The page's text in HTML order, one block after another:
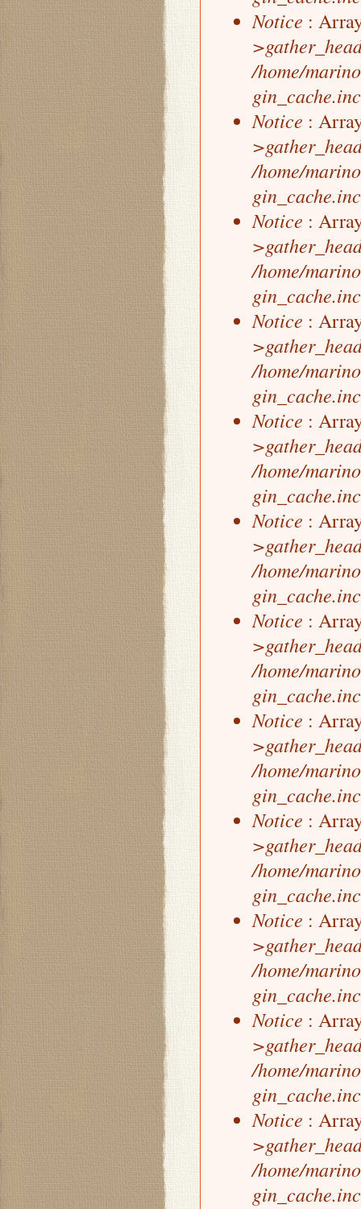
Notice :
/home/
gin_cache.inc
Notice :
/home/
gin_cache.inc
Notice :
/home/
gin_cache.inc
Notice :
/home/
gin_cache.inc
Notice :
/home/
gin_cache.inc
Notice :
/home/
gin_cache.inc
Notice :
/home/
gin_cache.inc
Notice :
/home/
gin_cache.inc
Notice :
/home/
gin_cache.inc
Notice :
/home/
gin_cache.inc
Notice :
/home/
gin_cache.inc
Notice :
/home/
gin_cache.inc